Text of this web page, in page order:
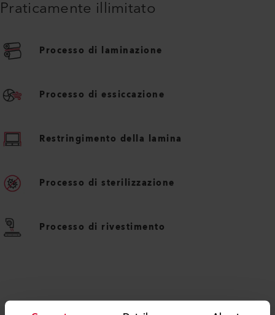
Grazie all'assistenza al montaggio, ai collegamenti e agli
accessori, l’ LHS 21L SYSTEM è ideale per le specifiche
esigenze dell'utente.
APPLICAZIONI
Praticamente illimitato
Processo di laminazione
Processo di essiccazione